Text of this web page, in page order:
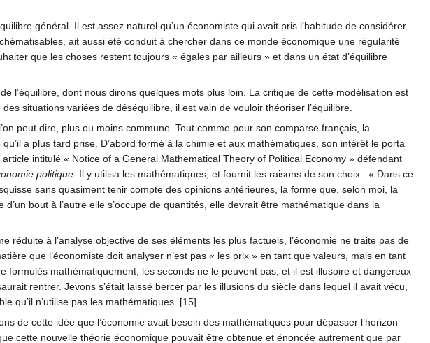
général. Il est assez naturel qu’un économiste qui avait pris l’habitude de considérer
ait aussi été conduit à chercher dans ce monde économique une régularité
que les choses restent toujours « égales par ailleurs » et dans un état d’équilibre
l’équilibre, dont nous dirons quelques mots plus loin. La critique de cette modélisation est
situations variées de déséquilibre, il est vain de vouloir théoriser l’équilibre.
peut dire, plus ou moins commune. Tout comme pour son comparse français, la
a plus tard prise. D’abord formé à la chimie et aux mathématiques, son intérêt le porta
intitulé « Notice of a General Mathematical Theory of Political Economy » défendant
politique. Il y utilisa les mathématiques, et fournit les raisons de son choix : « Dans ce
sans quasiment tenir compte des opinions antérieures, la forme que, selon moi, la
bout à l’autre elle s’occupe de quantités, elle devrait être mathématique dans la
réduite à l’analyse objective de ses éléments les plus factuels, l’économie ne traite pas de
que l’économiste doit analyser n’est pas « les prix » en tant que valeurs, mais en tant
mathématiquement, les seconds ne le peuvent pas, et il est illusoire et dangereux
rentrer. Jevons s’était laissé bercer par les illusions du siècle dans lequel il avait vécu,
qu’il n’utilise pas les mathématiques. [15]
de cette idée que l’économie avait besoin des mathématiques pour dépasser l’horizon
cette nouvelle théorie économique pouvait être obtenue et énoncée autrement que par